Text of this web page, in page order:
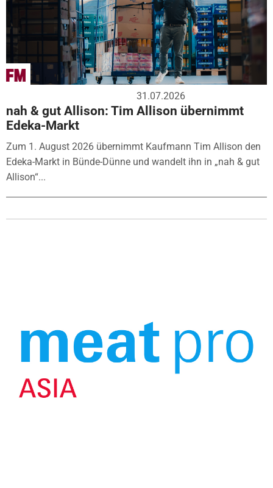
31.07.2026
nah & gut Allison: Tim Allison übernimmt
Edeka-Markt
Zum 1. August 2026 übernimmt Kaufmann Tim Allison den
Edeka-Markt in Bünde-Dünne und wandelt ihn in „nah & gut
Allison“...